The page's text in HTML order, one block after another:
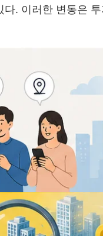
. 이러한 변동은